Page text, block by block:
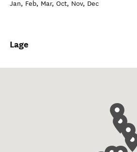
Jan, Feb, Mar, Oct, Nov, Dec
Lage